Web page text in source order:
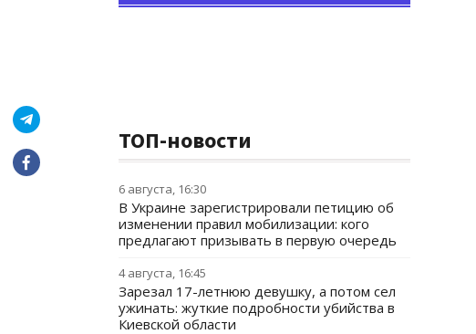
ТОП-новости
6 августа, 16:30
В Украине зарегистрировали петицию об
изменении правил мобилизации: кого
предлагают призывать в первую очередь
4 августа, 16:45
Зарезал 17-летнюю девушку, а потом сел
ужинать: жуткие подробности убийства в
Киевской области